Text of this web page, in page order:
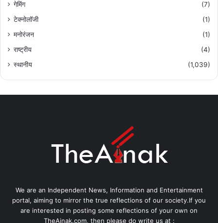
गेमिंग
(7)
टेक्नोलॉजी
(1)
मनोरंजन
(1)
राष्ट्रीय
(4)
स्थानीय
(1,039)
We are an Independent News, Information and Entertainment
portal, aiming to mirror the true reflections of our society.If you
are interested in posting some reflections of your own on
TheAinak.com, then please do write us at :